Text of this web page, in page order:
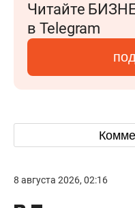
Читайте
в Telegram
8 августа 2026, 02:16